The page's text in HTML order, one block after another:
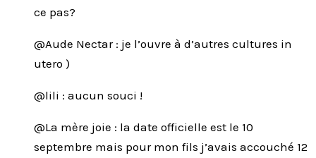
ce pas?
@Aude Nectar : je l’ouvre à d’autres cultures in
utero )
@lili : aucun souci !
@La mère joie : la date officielle est le 10
septembre mais pour mon fils j’avais accouché 12